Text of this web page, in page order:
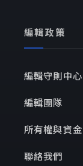
編輯政策
編輯守則中心
編輯團隊
所有權與資金
聯絡我們